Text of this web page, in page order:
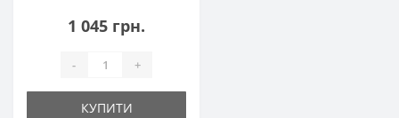
1 045 грн.
- +
КУПИТИ